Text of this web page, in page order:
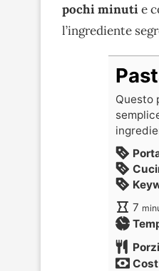
pochi minutie
l’ingrediente
Questo
7
Cost